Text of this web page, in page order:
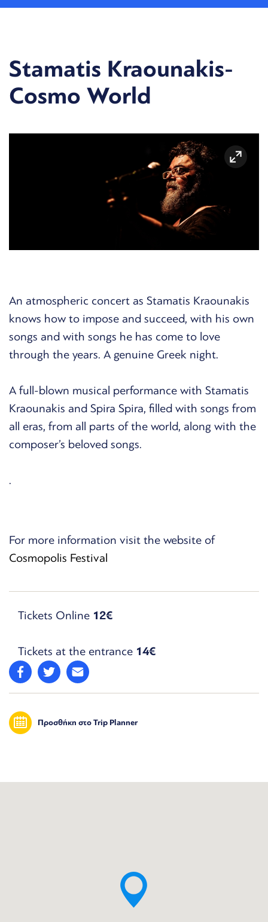
Stamatis Kraounakis-
Cosmo World
An atmospheric concert as Stamatis Kraounakis
knows how to impose and succeed, with his own
songs and with songs he has come to love
through the years. A genuine Greek night.
A full-blown musical performance with Stamatis
Kraounakis and Spira Spira, filled with songs from
all eras, from all parts of the world, along with the
composer’s beloved songs.
.
For more information visit the website of
Cosmopolis Festival
Tickets Online 12€
Tickets at the entrance 14€
Προσθήκη στο Trip Planner